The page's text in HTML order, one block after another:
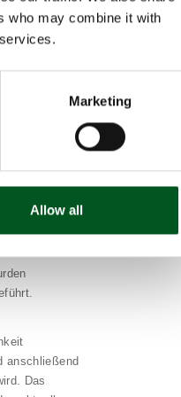
who may combine it with
Marketing
Allow all
Bis Ende
für
anschließend
Das